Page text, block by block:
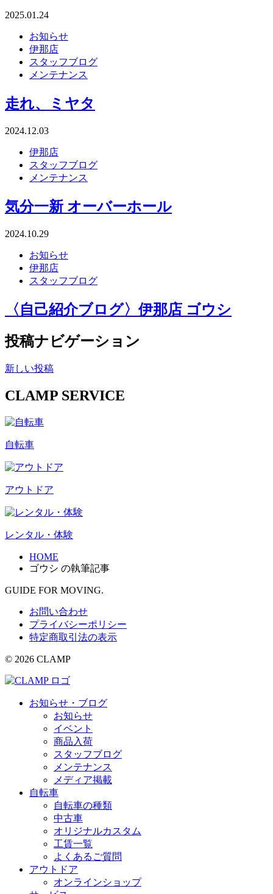
2025.01.24
お知らせ
伊那店
スタッフブログ
メンテナンス
走れ、ミヤタ
2024.12.03
伊那店
スタッフブログ
メンテナンス
気分一新 オーバーホール
2024.10.29
お知らせ
伊那店
スタッフブログ
〈自己紹介ブログ〉伊那店 ゴウシ
投稿ナビゲーション
新しい投稿
CLAMP SERVICE
自転車
アウトドア
レンタル・体験
HOME
ゴウシ の執筆記事
GUIDE FOR MOVING.
お問い合わせ
プライバシーポリシー
特定商取引法の表示
© 2026 CLAMP
お知らせ・ブログ
お知らせ
イベント
商品入荷
スタッフブログ
メンテナンス
メディア掲載
自転車
自転車の種類
中古車
オリジナルカスタム
工賃一覧
よくあるご質問
アウトドア
オンラインショップ